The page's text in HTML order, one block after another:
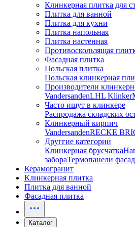
Клинкерная плитка для
Плитка для ванной
Плитка для кухни
Плитка напольная
Плитка настенная
Противоскользящая
Фасадная плитка
Польская плитка
Польская клинкерная
Производители
VandersandenLHL Klinker
Часто ищут в клинкере
Распродажа складских
Клинкерный кирпич
VandersandenRECKE
Друггие категории
Клинкерная брусчатка
забораТермопанели
Керамогранит
Клинкерная плитка
Плитка для ванной
Фасадная плитка
Каталог